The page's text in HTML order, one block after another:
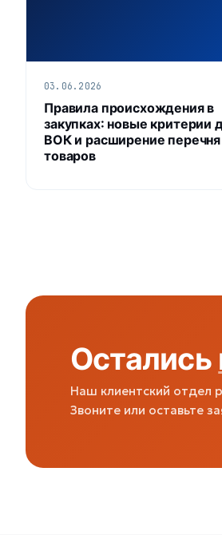
03.06.2026
Правила происхождения в
закупках: новые критерии
ВОК и расширение перечня
товаров
Остались
Наш клиентский отдел
Звоните или оставьте